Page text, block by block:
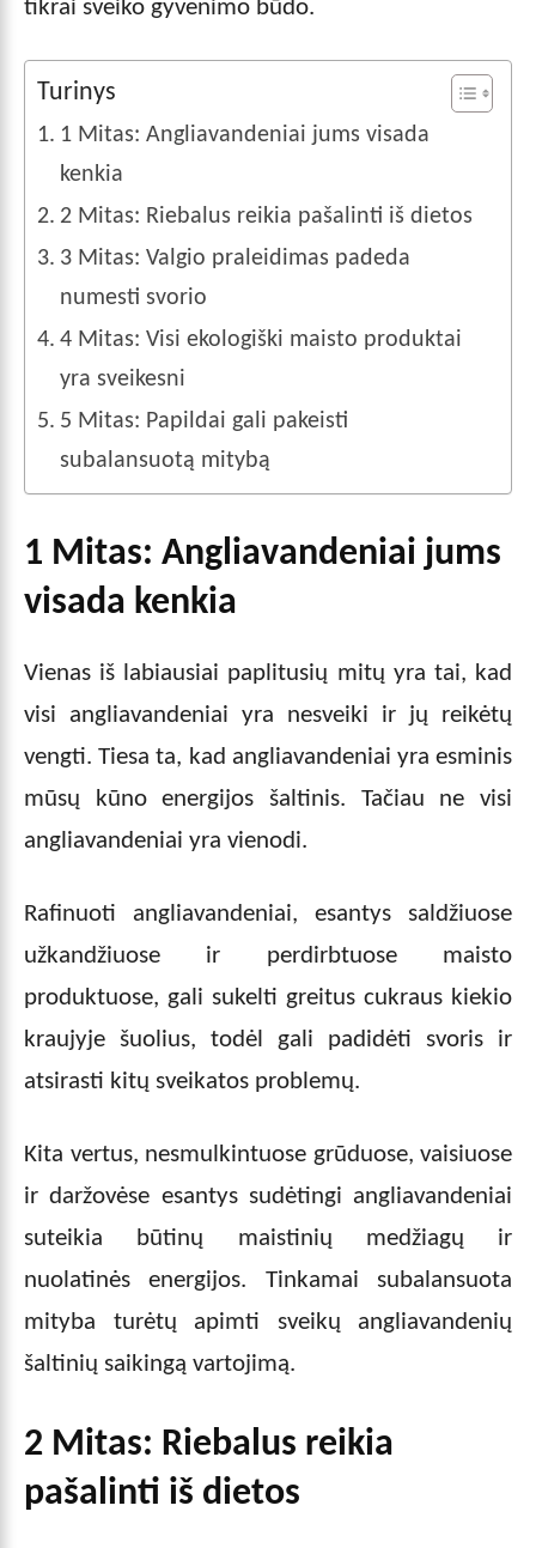
tikrai sveiko gyvenimo būdo.
Turinys
1 Mitas: Angliavandeniai jums visada
kenkia
2 Mitas: Riebalus reikia pašalinti iš dietos
3 Mitas: Valgio praleidimas padeda
numesti svorio
4 Mitas: Visi ekologiški maisto produktai
yra sveikesni
5 Mitas: Papildai gali pakeisti
subalansuotą mitybą
1 Mitas: Angliavandeniai jums
visada kenkia
Vienas iš labiausiai paplitusių mitų yra tai, kad
visi angliavandeniai yra nesveiki ir jų reikėtų
vengti. Tiesa ta, kad angliavandeniai yra esminis
mūsų kūno energijos šaltinis. Tačiau ne visi
angliavandeniai yra vienodi.
Rafinuoti angliavandeniai, esantys saldžiuose
užkandžiuose ir perdirbtuose maisto
produktuose, gali sukelti greitus cukraus kiekio
kraujyje šuolius, todėl gali padidėti svoris ir
atsirasti kitų sveikatos problemų.
Kita vertus, nesmulkintuose grūduose, vaisiuose
ir daržovėse esantys sudėtingi angliavandeniai
suteikia būtinų maistinių medžiagų ir
nuolatinės energijos. Tinkamai subalansuota
mityba turėtų apimti sveikų angliavandenių
šaltinių saikingą vartojimą.
2 Mitas: Riebalus reikia
pašalinti iš dietos